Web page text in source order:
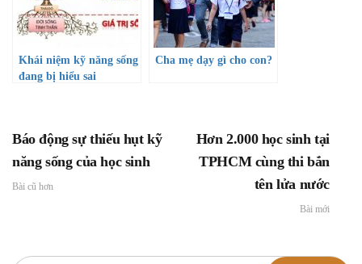
Khái niệm kỹ năng sống
đang bị hiểu sai
Cha mẹ dạy gì cho con?
Báo động sự thiếu hụt kỹ
năng sống của học sinh
Bài cũ hơn
Hơn 2.000 học sinh tại
TPHCM cùng thi bắn
tên lửa nước
Bài mới